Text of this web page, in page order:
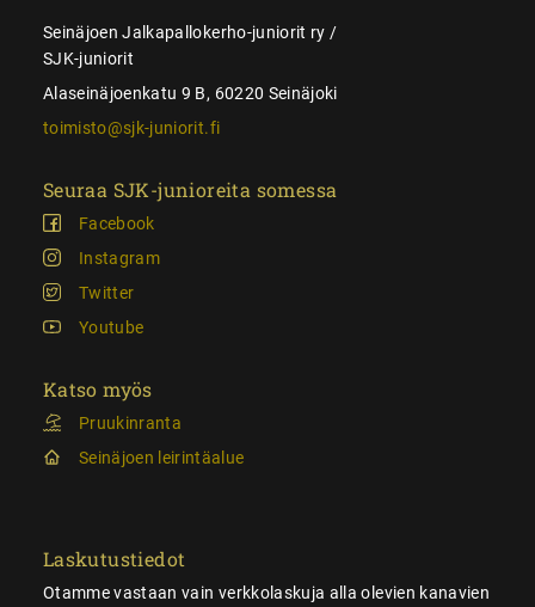
Seinäjoen Jalkapallokerho-juniorit ry /
SJK-juniorit
Alaseinäjoenkatu 9 B, 60220 Seinäjoki
toimisto@sjk-juniorit.fi
Seuraa SJK-junioreita somessa
Facebook
Instagram
Twitter
Youtube
Katso myös
Pruukinranta
Seinäjoen leirintäalue
Laskutustiedot
Otamme vastaan vain verkkolaskuja alla olevien kanavien